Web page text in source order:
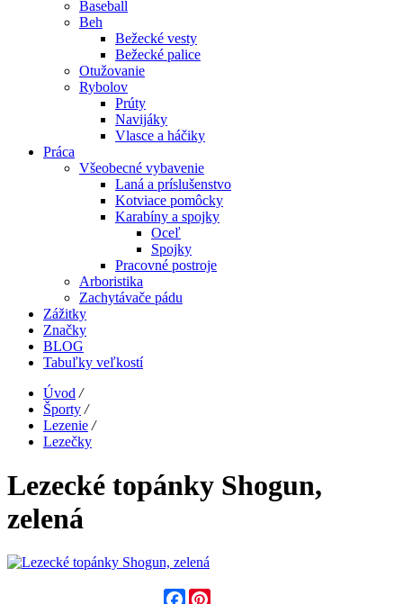
Baseball
Beh
Bežecké vesty
Bežecké palice
Otužovanie
Rybolov
Prúty
Navijáky
Vlasce a háčiky
Práca
Všeobecné vybavenie
Laná a príslušenstvo
Kotviace pomôcky
Karabíny a spojky
Oceľ
Spojky
Pracovné postroje
Arboristika
Zachytávače pádu
Zážitky
Značky
BLOG
Tabuľky veľkostí
Úvod /
Športy /
Lezenie /
Lezečky
Lezecké topánky Shogun,
zelená
Facebook